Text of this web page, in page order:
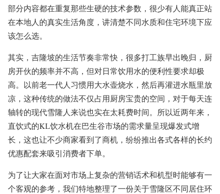
部分内容都在重复那些生硬的技术参数，很少有人能真正站
在本地人的真实生活角度，讲清楚不同水质和住宅环境下应
该怎么选。
其实，吉隆坡的生活节奏非常快，很多打工族早出晚归，厨
房开伙的频率并不高，但对日常饮用水的便利性要求却极
高。以前老一代人习惯用大水壶烧水，然后再灌进水瓶里放
凉，这种传统的做法不仅占用厨房宝贵的空间，对于每天连
轴转的现代雪隆人来说也实在太耗费时间。所以近两年来，
直饮式的KL饮水机在巴生谷市场的需求量呈现爆发式增
长，这也让不少商家看到了商机，纷纷推出各式各样的长约
优惠配套来吸引消费者下单。
为了让大家在面对市场上复杂的营销话术和机型时能够有一
个客观的参考，我们特地整理了一份关于雪隆区不同居住环